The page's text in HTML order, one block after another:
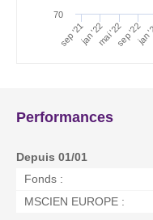
jan '22 jan
sep '21 mai '22sep '22
70
Performances
Depuis 01/01
Fonds :
MSCIEN EUROPE :